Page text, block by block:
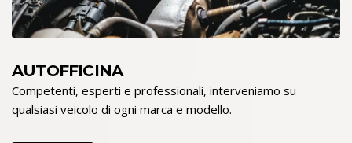
AUTOFFICINA
Competenti, esperti e professionali, interveniamo su
qualsiasi veicolo di ogni marca e modello.